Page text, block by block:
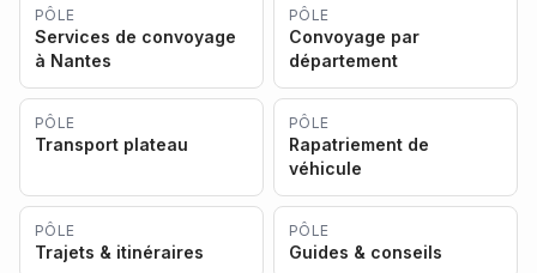
PÔLE
Services de convoyage
à Nantes
PÔLE
Convoyage par
département
PÔLE
Transport plateau
PÔLE
Rapatriement de
véhicule
PÔLE
Trajets & itinéraires
PÔLE
Guides & conseils